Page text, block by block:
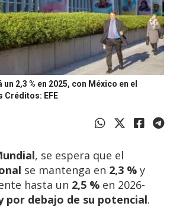
2,3 % en 2025, con México en el
Créditos: EFE
, se espera que el
se mantenga en 2,3 % y
hasta un 2,5 % en 2026-
por debajo de su potencial.